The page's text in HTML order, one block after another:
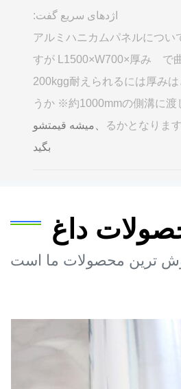
اژدهای سریع گفت:
アルミハニカムパネルについ
すが L1500×W700×厚み で
200kgg耐えられるには厚み
うか ※約1000mmの側溝に渡
るかとなりま
、میشه قیمتشو
بگید
داغ
ترین محصولات ما است